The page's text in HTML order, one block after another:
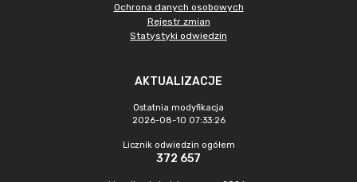
Ochrona danych osobowych
Rejestr zmian
Statystyki odwiedzin
AKTUALIZACJE
Ostatnia modyfikacja
2026-08-10 07:33:26
Licznik odwiedzin ogółem
372 657